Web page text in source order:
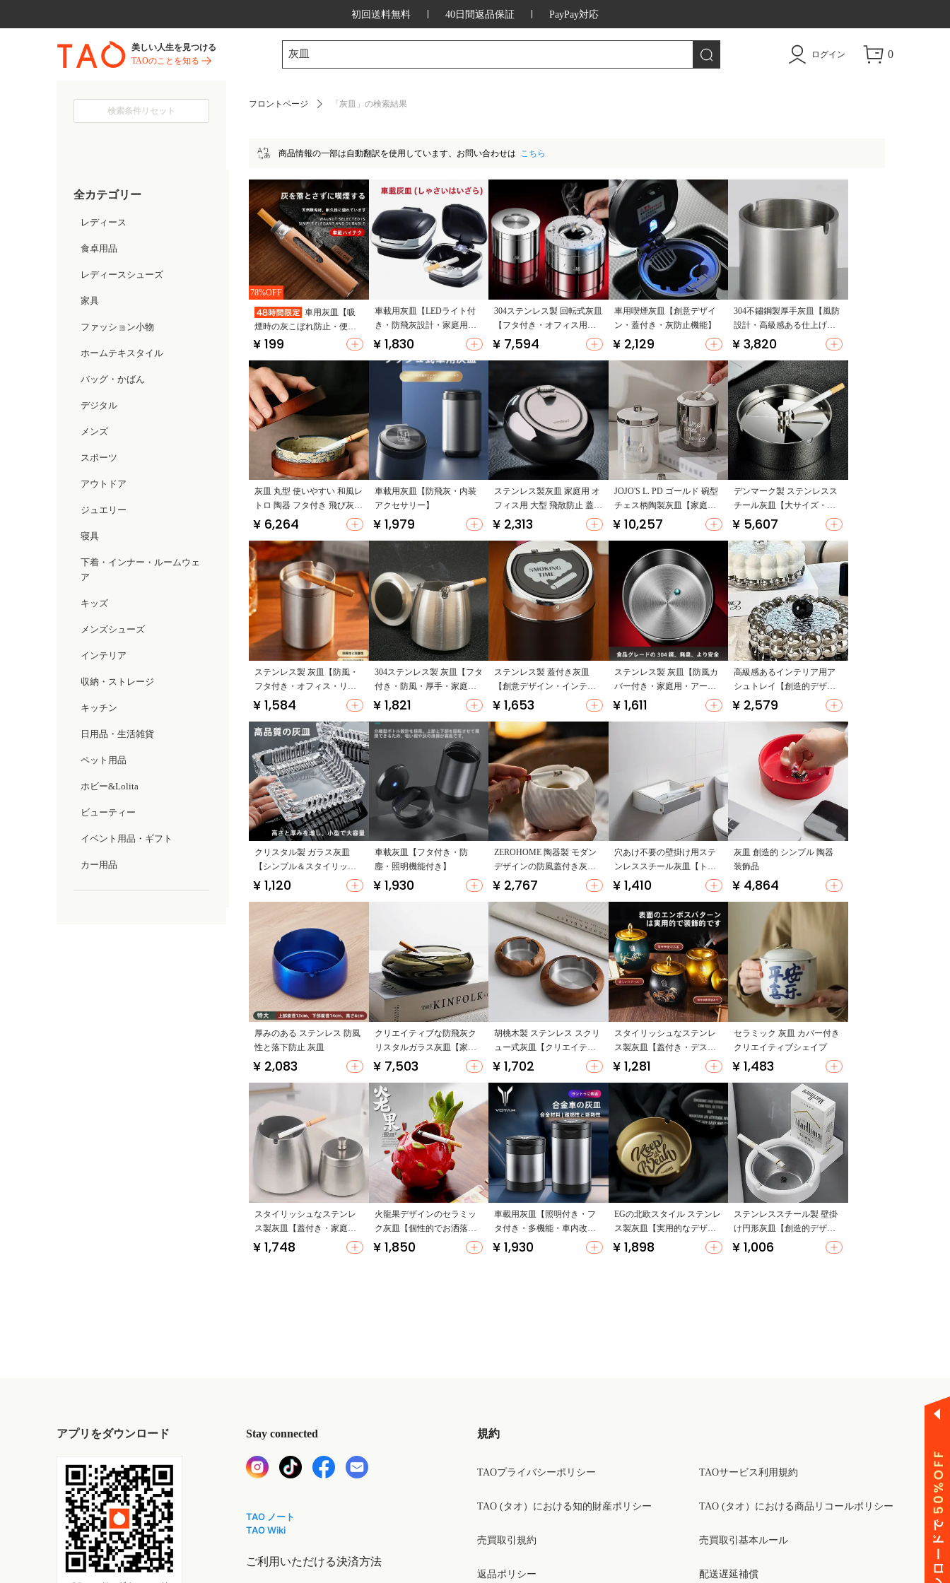
今だけ! 最大65％OFF! |ファッション、家庭用品、キッチン用品、アウトドア用品|TAO
初回送料無料 40日間返品保証 PayPay対応
美しい人生を見つける
TAOのことを知る
灰皿 ログイン 0
検索条件リセット
全カテゴリー
レディース
食卓用品
レディースシューズ
家具
ファッション小物
ホームテキスタイル
バッグ・かばん
デジタル
メンズ
スポーツ
アウトドア
ジュエリー
寝具
下着・インナー・ルームウェ
ア
キッズ
メンズシューズ
インテリア
収納・ストレージ
キッチン
日用品・生活雑貨
ペット用品
ホビー&Lolita
ビューティー
イベント用品・ギフト
カー用品
フロントページ 「灰皿」の検索結果
商品情報の一部は自動翻訳を使用しています、お問い合わせは こちら
78%OFF
車用灰皿【吸
煙時の灰こぼれ防止・便利
なデザイン】
¥ 199
車載用灰皿【LEDライト付
き・防飛灰設計・家庭用に
も最適】
¥ 1,830
304ステンレス製 回転式灰皿
【フタ付き・オフィス用・
家庭用・高級デザイン】
¥ 7,594
車用喫煙灰皿【創意デザイ
ン・蓋付き・灰防止機能】
¥ 2,129
304不鏽鋼製厚手灰皿【風防
設計・高級感ある仕上げ・K
TV用】
¥ 3,820
灰皿 丸型 使いやすい 和風レ
トロ 陶器 フタ付き 飛び灰防
止
¥ 6,264
車載用灰皿【防飛灰・内装
アクセサリー】
¥ 1,979
ステンレス製灰皿 家庭用 オ
フィス用 大型 飛散防止 蓋付
き 創造的 リッチ
¥ 2,313
JOJO'S L. PD ゴールド 碗型
チェス柄陶製灰皿【家庭
用・防飛灰】
¥ 10,257
デンマーク製 ステンレスス
チール灰皿【大サイズ・蓋
付き・リビング用・防煙設
¥ 5,607
ステンレス製 灰皿【防風・
フタ付き・オフィス・リビ
ング用】
¥ 1,584
304ステンレス製 灰皿【フタ
付き・防風・厚手・家庭
用・オフィス用】
¥ 1,821
ステンレス製 蓋付き灰皿
【創意デザイン・インテリ
ア小物・ギフト用】
¥ 1,653
ステンレス製 灰皿【防風カ
バー付き・家庭用・アート
デザイン】
¥ 1,611
高級感あるインテリア用ア
シュトレイ【創造的デザイ
ン・灰飛び防止・リビング
¥ 2,579
クリスタル製 ガラス灰皿
【シンプル＆スタイリッシ
ュデザイン・家庭用・オフ
¥ 1,120
車載灰皿【フタ付き・防
塵・照明機能付き】
¥ 1,930
ZEROHOME 陶器製 モダン
デザインの防風蓋付き灰皿
【シンプル・防飛灰】
¥ 2,767
穴あけ不要の壁掛け用ステ
ンレススチール灰皿【トイ
レ用・小型・フタ付き】
¥ 1,410
灰皿 創造的 シンプル 陶器
装飾品
¥ 4,864
厚みのある ステンレス 防風
性と落下防止 灰皿
¥ 2,083
クリエイティブな防飛灰ク
リスタルガラス灰皿【家庭
用・オフィス用・デスクト
¥ 7,503
胡桃木製 ステンレス スクリ
ュー式灰皿【クリエイティ
ブデザイン・丸型・防振・
¥ 1,702
スタイリッシュなステンレ
ス製灰皿【蓋付き・デスク
トップ収納・家庭用・オフ
¥ 1,281
セラミック 灰皿 カバー付き
クリエイティブシェイプ
¥ 1,483
スタイリッシュなステンレ
ス製灰皿【蓋付き・家庭
用・オフィス用】
¥ 1,748
火龍果デザインのセラミッ
ク灰皿【個性的でお洒落・
防風仕様】
¥ 1,850
車載用灰皿【照明付き・フ
タ付き・多機能・車内改装
用】
¥ 1,930
EGの北欧スタイル ステンレ
ス製灰皿【実用的なデザイ
ン・インテリア装飾用】
¥ 1,898
ステンレススチール製 壁掛
け円形灰皿【創造的デザイ
ン・穴あけ不要・家庭用】
¥ 1,006
アプリをダウンロード Stay connected
TAO ノート
TAO Wiki
ご利用いただける決済方法
規約
TAOプライバシーポリシー
TAO (タオ）における知的財産ポリシー
売買取引規約
返品ポリシー
TAOサービス利用規約
TAO (タオ）における商品リコールポリシー
売買取引基本ルール
配送遅延補償